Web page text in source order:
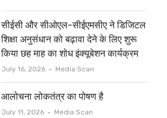
सीईसी और सीओएल-सीईएमसीए ने डिजिटल
शिक्षा अनुसंधान को बढ़ावा देने के लिए शुरू
किया छह माह का शोध इंक्यूबेशन कार्यक्रम
July 16, 2026 Author
Media Scan
आलोचना लोकतंत्र का पोषण है
July 11, 2026 Author
Media Scan